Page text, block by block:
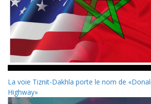
La voie Tiznit-Dakhla porte le nom de
Highway»